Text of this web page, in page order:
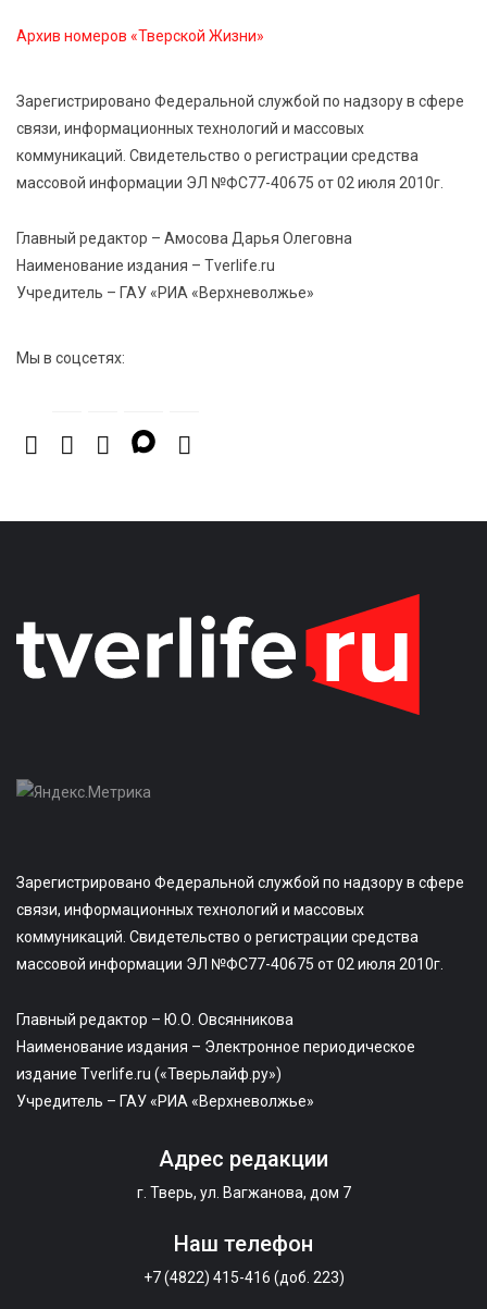
ленту по мотивам басни «Карась»
6 Авг 2026 13:38 357
спортивной столицей России
Архив номеров «Тверской Жизни»
Зарегистрировано Федеральной службой по надзору в сфере
связи, информационных технологий и массовых
коммуникаций. Свидетельство о регистрации средства
массовой информации ЭЛ №ФС77-40675 от 02 июля 2010г.
Главный редактор – Амосова Дарья Олеговна
Наименование издания – Tverlife.ru
Учредитель – ГАУ «РИА «Верхневолжье»
Мы в соцсетях:
Зарегистрировано Федеральной службой по надзору в сфере
связи, информационных технологий и массовых
коммуникаций. Свидетельство о регистрации средства
массовой информации ЭЛ №ФС77-40675 от 02 июля 2010г.
Главный редактор – Ю.О. Овсянникова
Наименование издания – Электронное периодическое
издание Tverlife.ru («Тверьлайф.ру»)
Учредитель – ГАУ «РИА «Верхневолжье»
Адрес редакции
г. Тверь, ул. Вагжанова, дом 7
Наш телефон
+7 (4822) 415-416 (доб. 223)